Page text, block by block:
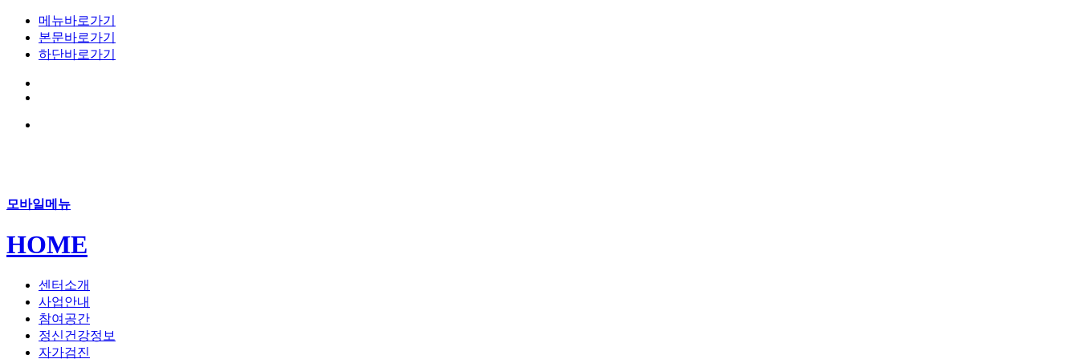
메뉴바로가기
본문바로가기
하단바로가기
모바일메뉴
HOME
센터소개
사업안내
참여공간
정신건강정보
자가검진